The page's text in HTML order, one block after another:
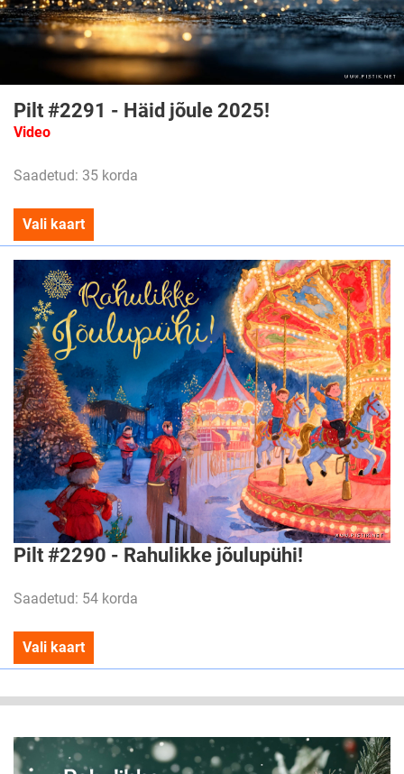
Pilt #2291 - Häid jõule 2025!
Video
Saadetud: 35 korda
Vali kaart
Pilt #2290 - Rahulikke jõulupühi!
Saadetud: 54 korda
Vali kaart